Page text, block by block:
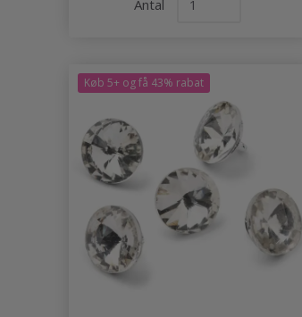
Antal
Køb 5+ og få 43% rabat